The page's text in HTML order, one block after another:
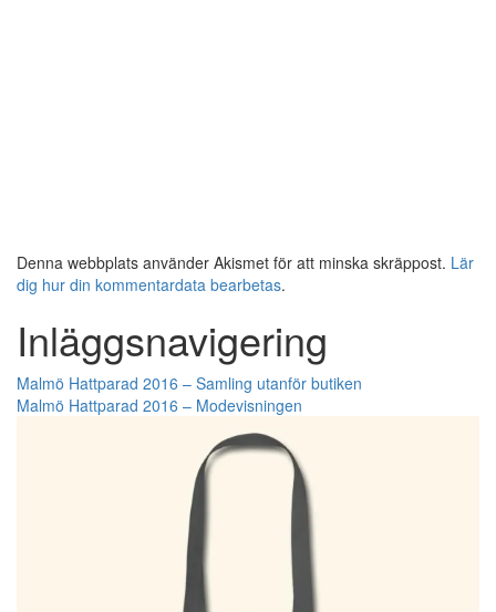
Denna webbplats använder Akismet för att minska skräppost. Lär
dig hur din kommentardata bearbetas.
Inläggsnavigering
Malmö Hattparad 2016 – Samling utanför butiken
Malmö Hattparad 2016 – Modevisningen